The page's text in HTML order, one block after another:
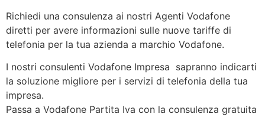
Richiedi una consulenza ai nostri Agenti Vodafone
diretti per avere informazioni sulle nuove tariffe di
telefonia per la tua azienda a marchio Vodafone.
I nostri consulenti Vodafone Impresa sapranno indicarti
la soluzione migliore per i servizi di telefonia della tua
impresa.
Passa a Vodafone Partita Iva con la consulenza gratuita